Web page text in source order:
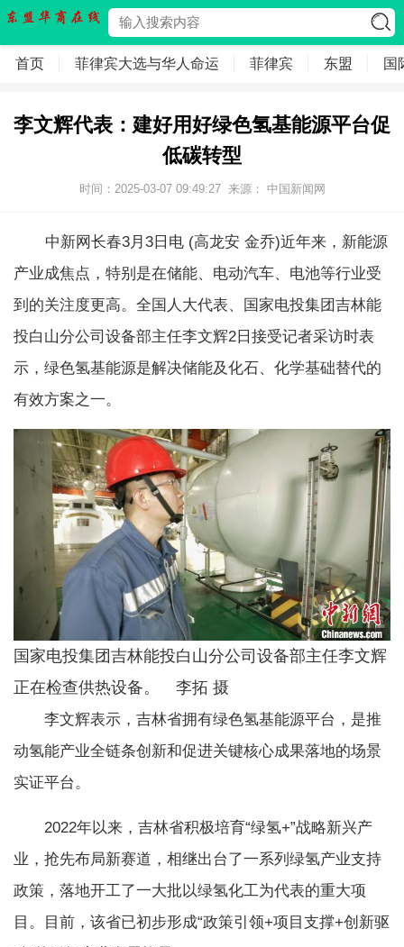
首页 菲律宾大选与华人命运 菲律宾 东盟 国
李文辉代表：建好用好绿色氢基能源平台促
低碳转型
时间：2025-03-07 09:49:27 来源： 中国新闻网
中新网长春3月3日电 (高龙安 金乔)近年来，新能源
产业成焦点，特别是在储能、电动汽车、电池等行业受
到的关注度更高。全国人大代表、国家电投集团吉林能
投白山分公司设备部主任李文辉2日接受记者采访时表
示，绿色氢基能源是解决储能及化石、化学基础替代的
有效方案之一。
国家电投集团吉林能投白山分公司设备部主任李文辉
正在检查供热设备。 李拓 摄
李文辉表示，吉林省拥有绿色氢基能源平台，是推
动氢能产业全链条创新和促进关键核心成果落地的场景
实证平台。
2022年以来，吉林省积极培育“绿氢+”战略新兴产
业，抢先布局新赛道，相继出台了一系列绿氢产业支持
政策，落地开工了一大批以绿氢化工为代表的重大项
目。目前，该省已初步形成“政策引领+项目支撑+创新驱